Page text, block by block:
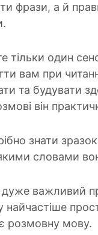
фрази, а й
тільки один
вам при
та будувати
він
знати
словами
важливий
розмовну мову.